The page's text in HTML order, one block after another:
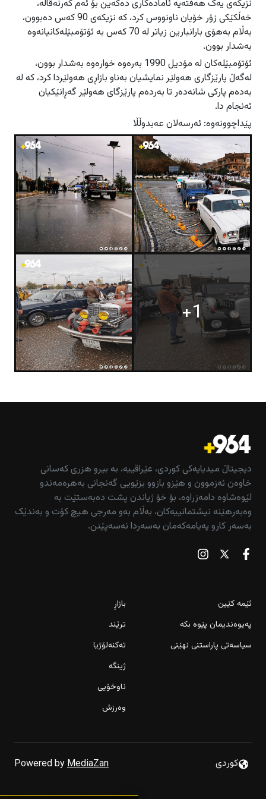
نزیکەی یەک هەفتەیە ئامادەکاری دەکەین بۆ ئەم کەرنەڤاڵە،
خەڵكێکی زۆر خۆیان ناونووس کرد، کە نزیکەی 90 کەس دەبوون،
بەڵام بەهۆی بارانبارین زیاتر له‌ 70 کەس بە ئۆتۆمبێلەکانیانه‌وه‌
بەشدار بوون.
ئۆتۆمبێلەکان لە مۆدیل 1990 بەرەوە خوارەوە بەشدار بوون،
لەگەڵ پارێزگاری هه‌ولێر نمایشیان بەناو بازاڕی هەولێردا کرد، کە لە
بەدەم پارکی شانەدەر تا بەردەم پارێزگای هەولێر گه‌ڕانێكیان
ئه‌نجام دا.
پێداچوونه‌وه‌: ئه‌رسه‌لان عه‌بدوڵڵا
+1
دیجیتاڵ میدیایەکی کوردی، عێراقییە، بە بیرو هزری کەسانی
خاوەن ئەزموون و هێزو بازوو بزێویی گەنجانی بەهرەمەندو
لێوەشاوە دامەزراوە، بۆ خۆ ژیاندن پشت دەبەستێت بە
وەبەرهێنە نیشتمانییەکان، بەڵام بەو مەرجی هیچ کۆت و بەندێک
بەسەر کارو پەیامەکەمان بەسەردا نەسەپێنن.
ئێمە کێین
پەیوەندیمان پێوە بکە
سیاسەتی پاراستنی نهێنی
بازاڕ
ترێند
تەکنەلۆژیا
ژینگە
ناوخۆیی
وەرزش
كوردى Powered byMediaZanکەم بوونی گرژیەکان نرخی